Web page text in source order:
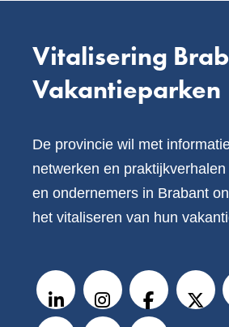
Vitalisering
Vakantieparken
De provincie wil met
netwerken en
en ondernemers in Brabant
het vitaliseren van hun
LinkedInInstagramFacebook